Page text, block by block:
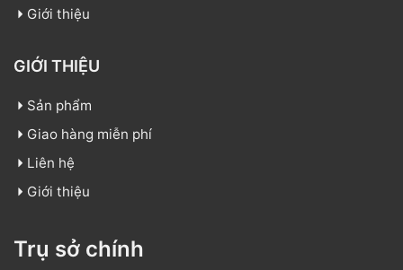
Giới thiệu
GIỚI THIỆU
Sản phẩm
Giao hàng miễn phí
Liên hệ
Giới thiệu
Trụ sở chính